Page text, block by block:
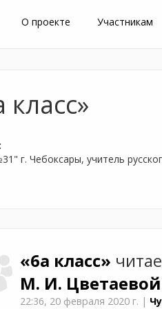
О проекте Участникам
класс»
г. Чебоксары, учитель
«6а класс»
М. И. Цветаевой
22:36, 20 февраля 2020 г. |